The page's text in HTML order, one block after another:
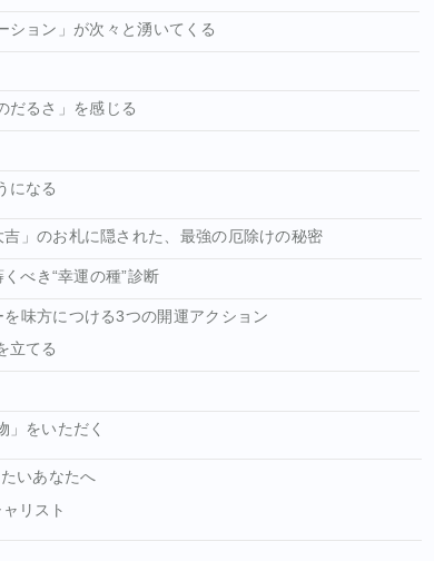
ション」が次々と湧いてくる
だるさ」を感じる
になる
」のお札に隠された、最強の厄除けの秘密
べき“幸運の種”診断
味方につける3つの開運アクション
立てる
」をいただく
いあなたへ
リスト